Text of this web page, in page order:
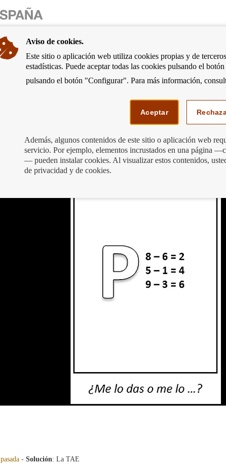
Podemos
Financieros 2019 (6)
- Solución: La TAE
Aviso de cookies.
Este sitio o aplicación web utiliza cookies propias y de
estadísticas. Puede aceptar todas las cookies pulsando el
pulsando el botón "Configurar". Para más información,
Aceptar
Además, algunos contenidos de este sitio o aplicación web
servicio. Por ejemplo, elementos incrustados en una página
— pueden instalar cookies. Al visualizar estos contenidos,
de privacidad y de cookies.